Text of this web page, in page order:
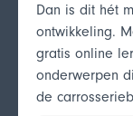
Dan is dit hét
ontwikkeling.
gratis online
onderwerpen
de